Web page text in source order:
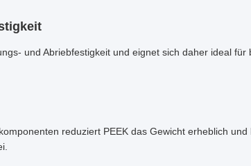
und Abriebfestigkeit und eignet sich daher ideal für
reduziert PEEK das Gewicht erheblich